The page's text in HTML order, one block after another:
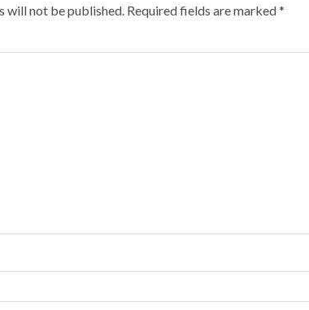
will not be published. Required fields are marked*